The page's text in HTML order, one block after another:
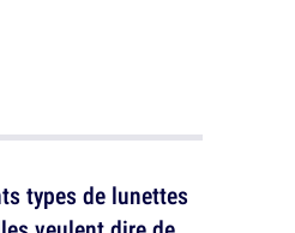
types de lunettes